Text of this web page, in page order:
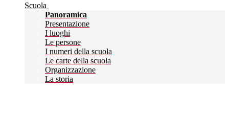
Scuola
Panoramica
Presentazione
I luoghi
Le persone
I numeri della scuola
Le carte della scuola
Organizzazione
La storia